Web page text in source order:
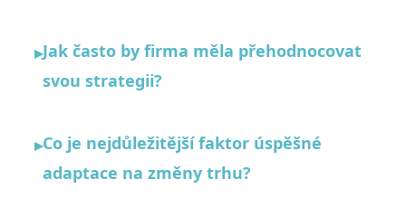
▸Jak často by firma měla přehodnocovat
svou strategii?
▸Co je nejdůležitější faktor úspěšné
adaptace na změny trhu?